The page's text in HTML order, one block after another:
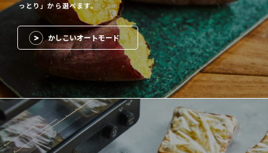
っとり」から選べます。
かしこいオートモード